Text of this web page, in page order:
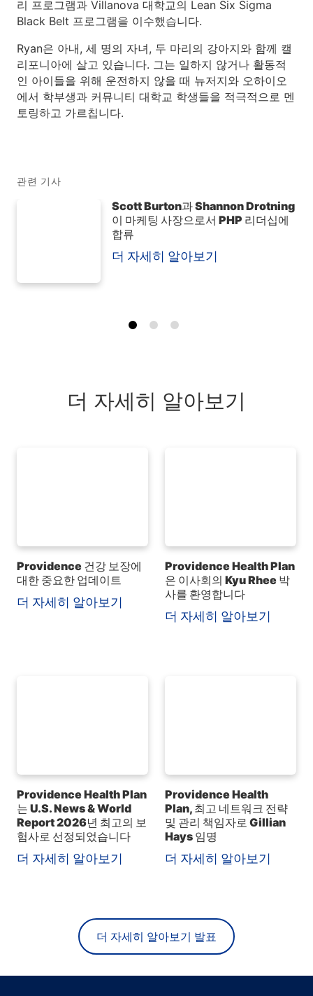
리 프로그램과 Villanova 대학교의 Lean Six Sigma
Black Belt 프로그램을 이수했습니다.
Ryan은 아내, 세 명의 자녀, 두 마리의 강아지와 함께 캘
리포니아에 살고 있습니다. 그는 일하지 않거나 활동적
인 아이들을 위해 운전하지 않을 때 뉴저지와 오하이오
에서 학부생과 커뮤니티 대학교 학생들을 적극적으로 멘
토링하고 가르칩니다.
관련 기사
Scott Burton과 Shannon Drotning
이 마케팅 사장으로서 PHP 리더십에
합류
더 자세히 알아보기
더 자세히 알아보기
Providence 건강 보장에
대한 중요한 업데이트
더 자세히 알아보기
Providence Health Plan
은 이사회의 Kyu Rhee 박
사를 환영합니다
더 자세히 알아보기
Providence Health Plan
는 U.S. News & World
Report 2026년 최고의 보
험사로 선정되었습니다
더 자세히 알아보기
Providence Health
Plan, 최고 네트워크 전략
및 관리 책임자로 Gillian
Hays 임명
더 자세히 알아보기
더 자세히 알아보기 발표